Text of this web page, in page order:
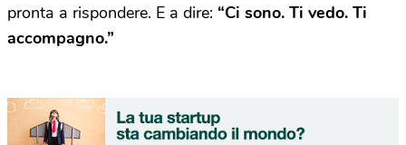
pronta a rispondere. E a dire: “Ci sono. Ti vedo. Ti
accompagno.”